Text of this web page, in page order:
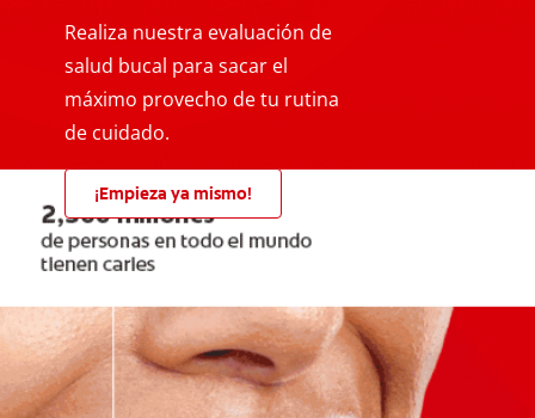
Realiza nuestra evaluación de
salud bucal para sacar el
máximo provecho de tu rutina
de cuidado.
¡Empieza ya mismo!